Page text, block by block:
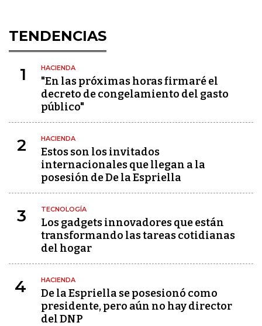
TENDENCIAS
1 HACIENDA
"En las próximas horas firmaré el
decreto de congelamiento del gasto
público"
2 HACIENDA
Estos son los invitados
internacionales que llegan a la
posesión de De la Espriella
3 TECNOLOGÍA
Los gadgets innovadores que están
transformando las tareas cotidianas
del hogar
4 HACIENDA
De la Espriella se posesionó como
presidente, pero aún no hay director
del DNP